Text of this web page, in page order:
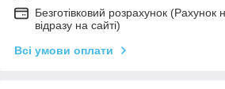
Безготівковий розрахунок (Рахунок
відразу на сайті)
Всі умови оплати